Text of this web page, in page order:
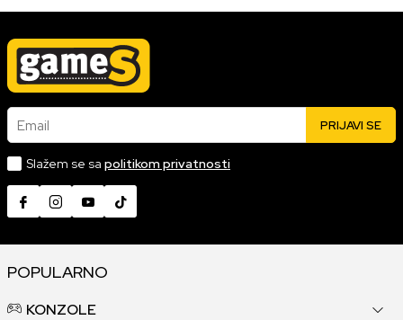
Email PRIJAVI SE
Slažem se sa politikom privatnosti
POPULARNO
KONZOLE